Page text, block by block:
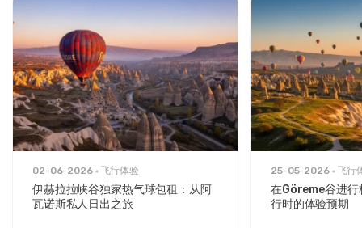
02-06-2026 飞行体验
伊赫拉拉峡谷独家热气球包租：从阿
瓦诺斯私人日出之旅
25-05-2026 飞行
在Göreme谷进行
行时的体验预期